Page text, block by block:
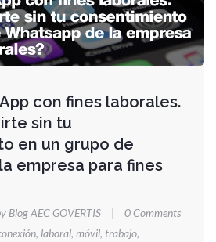
con fines laborales.
sin tu
en un grupo de
empresa para fines
Blog AEC GOVERTIS |
0 Comments
, laboral, móvil, trabajo,